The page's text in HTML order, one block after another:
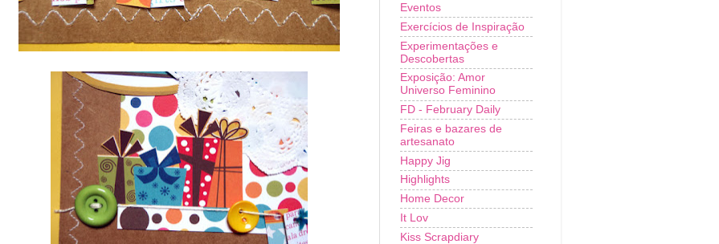
Eventos
Exercícios de Inspiração
Experimentações e
Descobertas
Exposição: Amor
Universo Feminino
FD - February Daily
Feiras e bazares de
artesanato
Happy Jig
Highlights
Home Decor
It Lov
Kiss Scrapdiary